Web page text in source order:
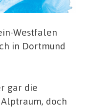
Westfalen
in Dortmund
gar die
doch